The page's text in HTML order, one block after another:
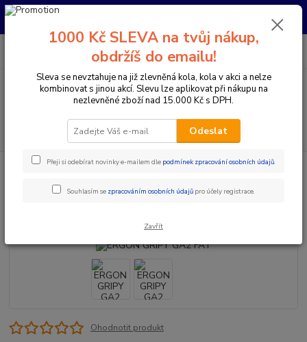
Pro nachystání kola / doplňků na prodejně si prosím zavolejte dopředu.
Menu
CZK
PO-PÁ 10:00-17:00 | SO: 9:00-12:00
Komponenty na kolo Gripy a omotávky
Gripy klasické / MTB
Ohodnotit produkt
1000 Kč SLEVA na tvůj nákup,
obdržíš do emailu!
Sleva se nevztahuje na již zlevněná kola, kola v akci a nelze
kombinovat s jinou akcí. Slevu lze aplikovat při nákupu na
nezlevněné zboží nad 15.000 Kč s DPH.
Odeslat
Přeji si odebírat novinky e-mailem dle podmínek zpracování osobních údajů.
Souhlasím se zpracováním osobních údajů pro účely registrace.
Zavřít